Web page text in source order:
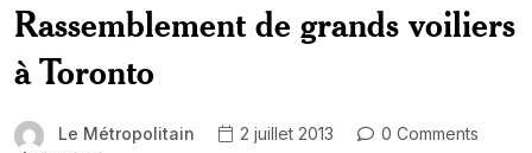
Rassemblement de grands voiliers
à Toronto
Le Métropolitain 2 juillet 2013
0 Comments